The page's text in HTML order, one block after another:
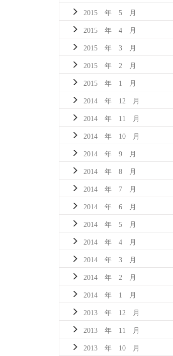
2015 年 5 月
2015 年 4 月
2015 年 3 月
2015 年 2 月
2015 年 1 月
2014 年 12 月
2014 年 11 月
2014 年 10 月
2014 年 9 月
2014 年 8 月
2014 年 7 月
2014 年 6 月
2014 年 5 月
2014 年 4 月
2014 年 3 月
2014 年 2 月
2014 年 1 月
2013 年 12 月
2013 年 11 月
2013 年 10 月